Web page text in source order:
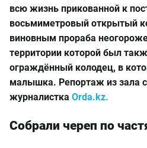
всю жизнь прикованной к
восьмиметровый открытый
виновным прораба
территории которой был
ограждённый колодец, в
малышка. Репортаж из зала
журналистка Orda.kz.
Собрали череп по